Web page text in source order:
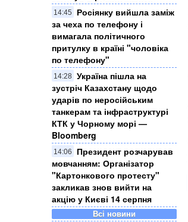
14:45
Росіянку вийшла заміж
за чеха по телефону і
вимагала політичного
притулку в країні "чоловіка
по телефону"
14:28 Україна пішла на
зустріч Казахстану щодо
ударів по неросійським
танкерам та інфраструктурі
КТК у Чорному морі —
Bloomberg
14:06
Президент розчарував
мовчанням: Організатор
"Картонкового протесту"
закликав знов вийти на
акцію у Києві 14 серпня
Всі новини